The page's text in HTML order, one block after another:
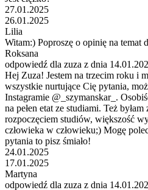
27.01.2025
26.01.2025
Lilia
Witam:) Poproszę o opinię na
Roksana
odpowiedź dla zuza z dnia
Hej Zuza! Jestem na trzecim roku i
wszystkie nurtujące Cię pytania,
Instagramie @_szymanskar_.
na pełen etat ze studiami. Też
rozpoczęciem studiów, większość
człowieka w człowieku;) Mogę
pytania to pisz śmiało!
24.01.2025
17.01.2025
Martyna
odpowiedź dla zuza z dnia